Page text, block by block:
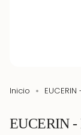
Inicio
EUCERIN -